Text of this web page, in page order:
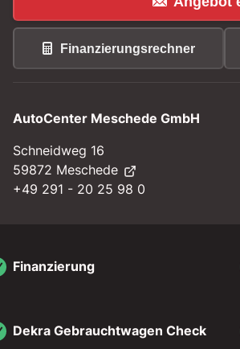
Finanzierungsrechner
AutoCenter Meschede GmbH
Schneidweg 16
59872 Meschede
+49 291 - 20 25 98 0
Finanzierung
Dekra Gebrauchtwagen Check